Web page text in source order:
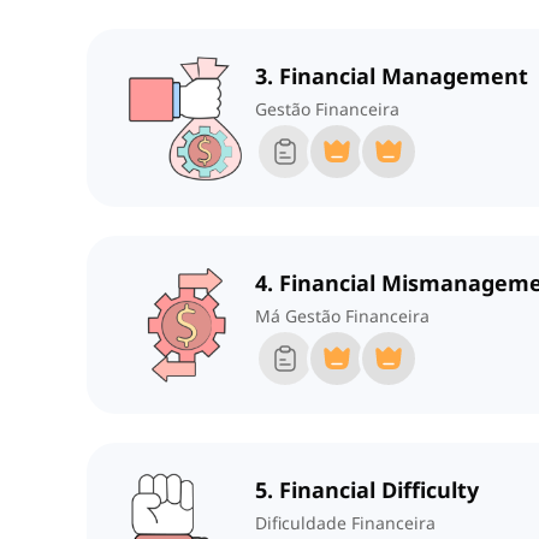
3. Financial Management
Gestão Financeira
4. Financial
Má Gestão Financeira
5. Financial Difficulty
Dificuldade Financeira